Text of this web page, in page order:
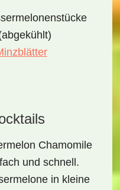
Chamomile
und schnell.
in kleine